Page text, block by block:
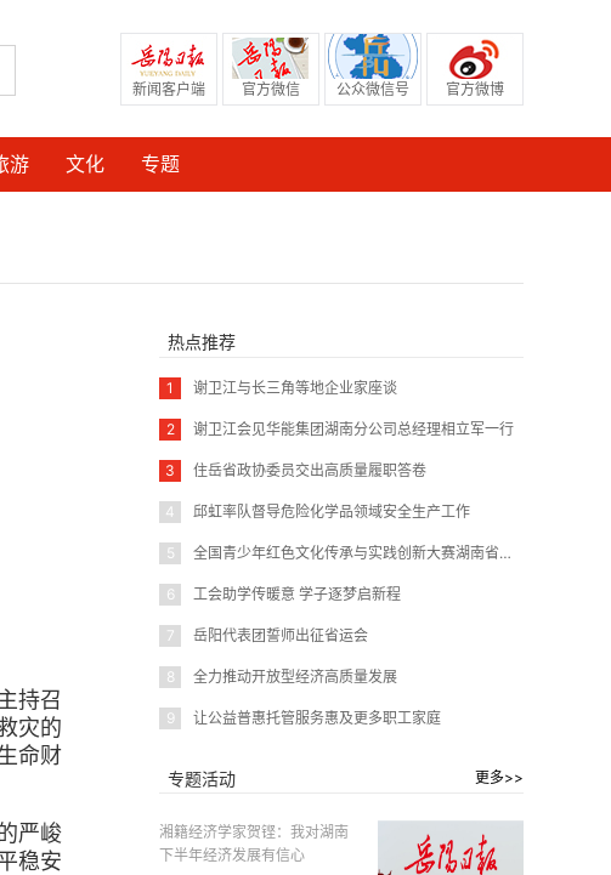
新闻客户端 官方微信 公众微信号 官方微博
游 文化 专题
持召
灾的
命财
严峻
稳安
热点推荐
1 谢卫江与长三角等地企业家座谈
2 谢卫江会见华能集团湖南分公司总经理相立军一行
3 住岳省政协委员交出高质量履职答卷
4 邱虹率队督导危险化学品领域安全生产工作
5 全国青少年红色文化传承与实践创新大赛湖南省赛在岳阳圆满闭幕
6 工会助学传暖意 学子逐梦启新程
7 岳阳代表团誓师出征省运会
8 全力推动开放型经济高质量发展
9 让公益普惠托管服务惠及更多职工家庭
专题活动 更多>>
湘籍经济学家贺铿：我对湖南
下半年经济发展有信心